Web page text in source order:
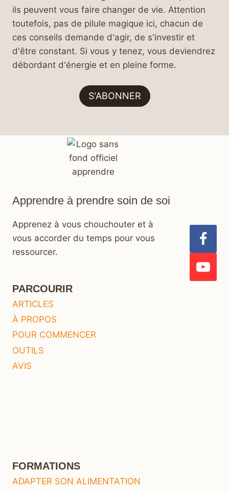
ils peuvent vous faire changer de vie. Attention
toutefois, pas de pilule magique ici, chacun de
ces conseils demande d'agir, de s'investir et
d'être constant. Si vous y tenez, vous deviendrez
débordant d'énergie et en pleine forme.
S'ABONNER
Apprendre à prendre soin de soi
Apprenez à vous chouchouter et à
vous accorder du temps pour vous
ressourcer.
PARCOURIR
ARTICLES
À PROPOS
POUR COMMENCER
OUTILS
AVIS
FORMATIONS
ADAPTER SON ALIMENTATION